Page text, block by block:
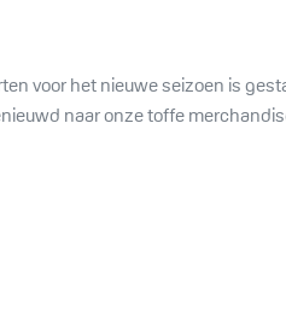
voor het nieuwe seizoen is
naar onze toffe